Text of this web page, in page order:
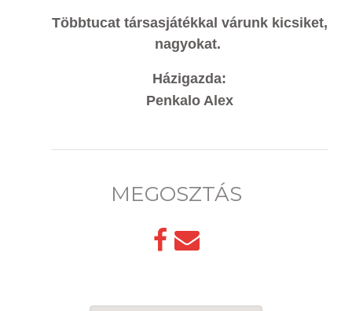
Többtucat társasjátékkal várunk kicsiket,
nagyokat.
Házigazda:
Penkalo Alex
MEGOSZTÁS